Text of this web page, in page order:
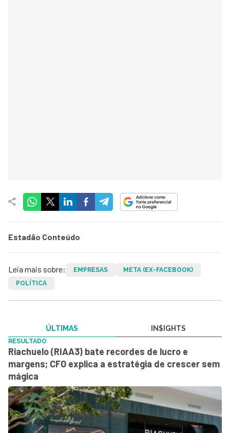
Estadão Conteúdo
Leia mais sobre: EMPRESAS
META (EX-FACEBOOK)
POLÍTICA
ÚLTIMAS IN$IGHTS
RESULTADO
Riachuelo (RIAA3) bate recordes de lucro e
margens; CFO explica a estratégia de crescer sem
mágica